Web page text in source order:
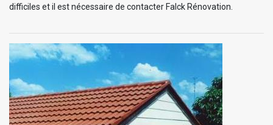
difficiles et il est nécessaire de contacter Falck Rénovation.